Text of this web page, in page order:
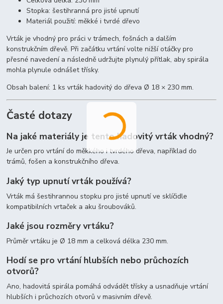
Stopka: šestihranná pro jisté upnutí
Materiál použití: měkké i tvrdé dřevo
Vrták je vhodný pro práci v trámech, fošnách a dalším
konstrukčním dřevě. Při začátku vrtání volte nižší otáčky pro
přesné navedení a následně udržujte plynulý přítlak, aby spirála
mohla plynule odnášet třísky.
Obsah balení: 1 ks vrták hadovitý do dřeva Ø 18 × 230 mm.
Časté dotazy
Na jaké materiály je tento hadovitý vrták vhodný?
Je určen pro vrtání do měkkého i tvrdého dřeva, například do
trámů, fošen a konstrukčního dřeva.
Jaký typ upnutí vrták používá?
Vrták má šestihrannou stopku pro jisté upnutí ve sklíčidle
kompatibilních vrtaček a aku šroubováků.
Jaké jsou rozměry vrtáku?
Průměr vrtáku je Ø 18 mm a celková délka 230 mm.
Hodí se pro vrtání hlubších nebo průchozích
otvorů?
Ano, hadovitá spirála pomáhá odvádět třísky a usnadňuje vrtání
hlubších i průchozích otvorů v masivním dřevě.